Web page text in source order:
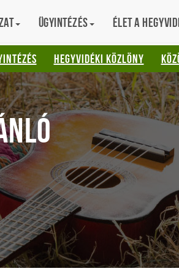
Ügyintézés Élet a
HEGYVIDÉKI KÖZLÖNY